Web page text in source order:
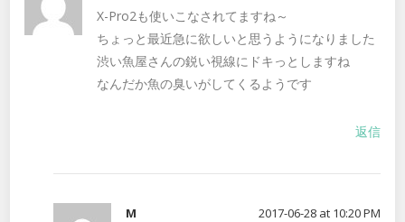
X-Pro2も使いこなされてますね～
ちょっと最近急に欲しいと思うようになりました
渋い魚屋さんの鋭い視線にドキっとしますね
なんだか魚の臭いがしてくるようです
返信
M 2017-06-28 at 10:20 PM